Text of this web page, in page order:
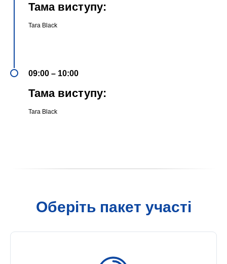
Тама виступу:
Tara Black
09:00 – 10:00
Тама виступу:
Tara Black
Оберіть пакет участі